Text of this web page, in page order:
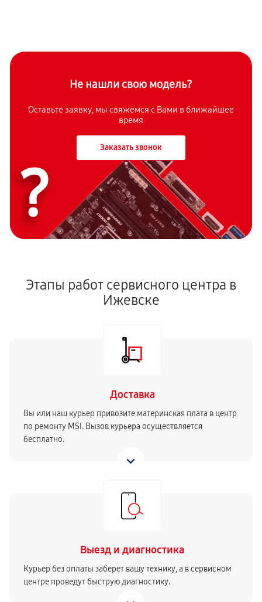
Не нашли свою модель?
Оставьте заявку, мы свяжемся с Вами в ближайшее
время
Заказать звонок
?
Этапы работ сервисного центра в
Ижевске
Доставка
Вы или наш курьер привозите материнская плата в центр
по ремонту MSI. Вызов курьера осуществляется
бесплатно.
Выезд и диагностика
Курьер без оплаты заберет вашу технику, а в сервисном
центре проведут быструю диагностику.